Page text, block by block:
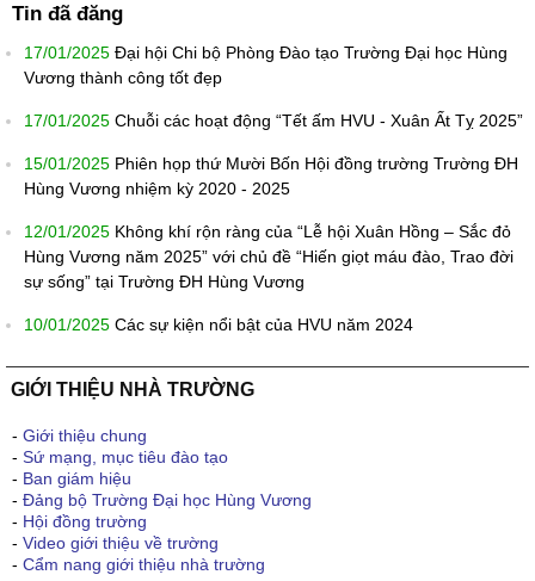
Tin đã đăng
17/01/2025 Đại hội Chi bộ Phòng Đào tạo Trường Đại học Hùng
Vương thành công tốt đẹp
17/01/2025 Chuỗi các hoạt động “Tết ấm HVU - Xuân Ất Tỵ 2025”
15/01/2025 Phiên họp thứ Mười Bốn Hội đồng trường Trường ĐH
Hùng Vương nhiệm kỳ 2020 - 2025
12/01/2025 Không khí rộn ràng của “Lễ hội Xuân Hồng – Sắc đỏ
Hùng Vương năm 2025” với chủ đề “Hiến giọt máu đào, Trao đời
sự sống” tại Trường ĐH Hùng Vương
10/01/2025 Các sự kiện nổi bật của HVU năm 2024
GIỚI THIỆU NHÀ TRƯỜNG
- Giới thiệu chung
- Sứ mạng, mục tiêu đào tạo
- Ban giám hiệu
- Đảng bộ Trường Đại học Hùng Vương
- Hội đồng trường
- Video giới thiệu về trường
- Cẩm nang giới thiệu nhà trường